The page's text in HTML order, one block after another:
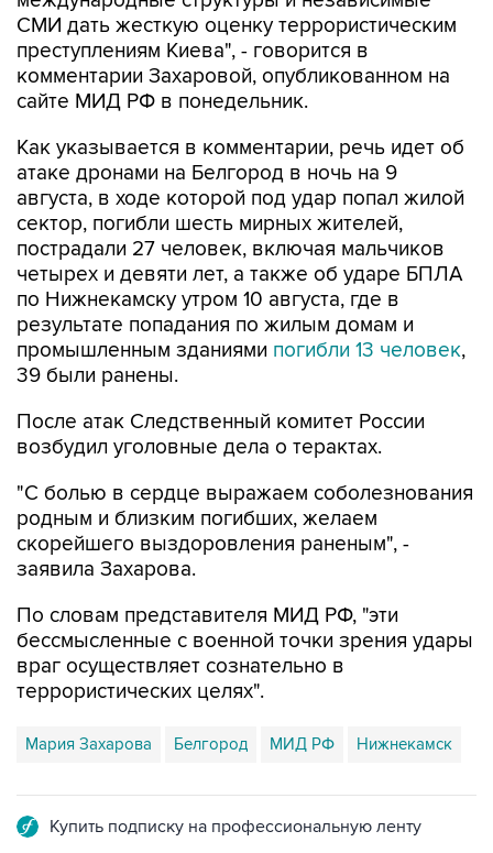
СМИ дать жесткую оценку террористическим
преступлениям Киева", - говорится в
комментарии Захаровой, опубликованном на
сайте МИД РФ в понедельник.
Как указывается в комментарии, речь идет об
атаке дронами на Белгород в ночь на 9
августа, в ходе которой под удар попал жилой
сектор, погибли шесть мирных жителей,
пострадали 27 человек, включая мальчиков
четырех и девяти лет, а также об ударе БПЛА
по Нижнекамску утром 10 августа, где в
результате попадания по жилым домам и
промышленным зданиями погибли 13 человек,
39 были ранены.
После атак Следственный комитет России
возбудил уголовные дела о терактах.
"С болью в сердце выражаем соболезнования
родным и близким погибших, желаем
скорейшего выздоровления раненым", -
заявила Захарова.
По словам представителя МИД РФ, "эти
бессмысленные с военной точки зрения удары
враг осуществляет сознательно в
террористических целях".
Мария Захарова Белгород МИД РФ Нижнекамск
Купить подписку на профессиональную ленту